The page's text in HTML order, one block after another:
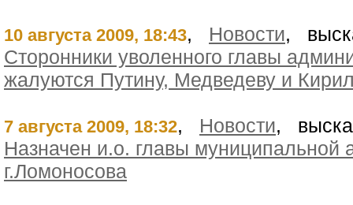
10 августа 2009, 18:43, Новости,
Сторонники уволенного главы
жалуются Путину, Медведеву и
7 августа 2009, 18:32, Новости,
Назначен и.о. главы муниципальной
г.Ломоносова